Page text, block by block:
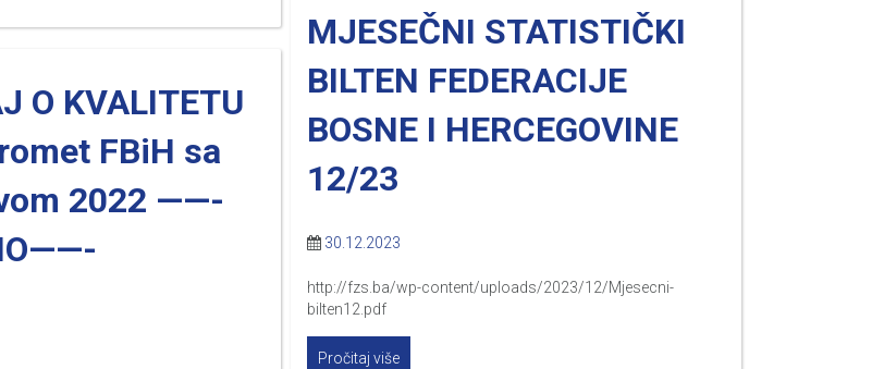
MJESEČNI STATISTIČKI
BILTEN FEDERACIJE
BOSNE I HERCEGOVINE
12/23
30.12.2023
http://fzs.ba/wp-content/uploads/2023/12/Mjesecni-
bilten12.pdf
Pročitaj više
O KVALITETU
FBiH sa
2022 ——-